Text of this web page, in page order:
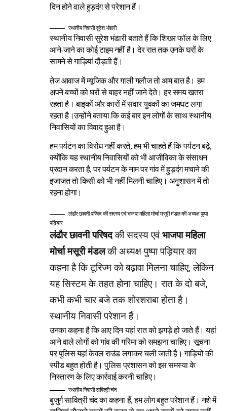
दिन होने वाले हुड़दंग से परेशान हैं।
स्थानीय निवासी सुरेश भंडारी
स्थानीय निवासी सुरेश भंडारी बताते हैं कि शिखर फॉल के लिए
आने-जाने का कोई टाइम नहीं है। देर रात तक उनके घरों के
सामने से गाड़ियां दौड़ती हैं।
तेज आवाज में म्यूजिक और गाली गलौज तो आम बात है। हम
अपने बच्चों को घरों से बाहर नहीं जाने देते। हर समय खतरा
रहता है। बाइकों और कारों में सवार युवकों का जमघट लगा
रहता है।उन्होंने बताया कि कई बार इन लोगों के साथ स्थानीय
निवासियों का विवाद हुआ है।
हम पर्यटन का विरोध नहीं करते, हम भी चाहते हैं कि पर्यटन बढ़े,
क्योंकि यह स्थानीय निवासियों को भी आजीविका के संसाधन
प्रदान करता है, पर पर्यटन के नाम पर गांव में हुड़दंग मचाने की
इजाजत तो किसी को भी नहीं मिलनी चाहिए। अनुशासन में तो
रहना होगा।
लंढौर छावनी परिषद की सदस्य एवं भाजपा महिला मोर्चा मसूरी मंडल की अध्यक्ष पुष्पा
पड़ियार
लंढौर छावनी परिषदकी सदस्य एवंभाजपा महिला
मोर्चा मसूरी मंडलकी अध्यक्ष पुष्पा पड़ियार का
कहना है कि टूरिज्म को बढ़ावा मिलना चाहिए, लेकिन
यह सिस्टम के तहत होना चाहिए। रात के दो बजे,
कभी कभी चार बजे तक शोरशराबा होता है।
स्थानीय निवासी परेशान हैं।
उनका कहना है कि आए दिन यहां रात को झगड़े हो जाते हैं। यहां
आने वाले लोगों को गांव की गरिमा को समझना चाहिए। सूचना
पर पुलिस यहां केवल राउंड लगाकर चली जाती है। गाड़ियों की
स्पीड बहुत होती है। पुलिस प्रशासन को इस समस्या के
निस्तारण के लिए कार्रवाई करनी चाहिए।
स्थानीय निवासी सावित्री चंद
बुजुर्ग सावित्री चंद का कहना हैं, हम लोग बहुत परेशान हैं। नशे में